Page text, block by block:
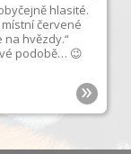
hlasité.
červené
hvězdy.“
podobě… 😉
»